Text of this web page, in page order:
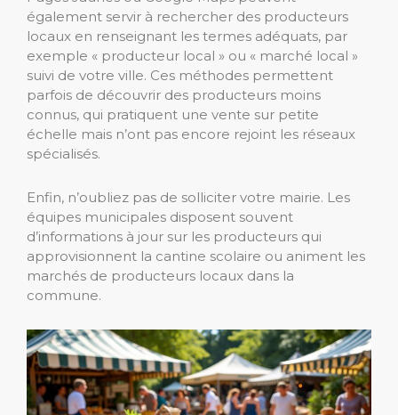
également servir à rechercher des producteurs
locaux en renseignant les termes adéquats, par
exemple « producteur local » ou « marché local »
suivi de votre ville. Ces méthodes permettent
parfois de découvrir des producteurs moins
connus, qui pratiquent une vente sur petite
échelle mais n’ont pas encore rejoint les réseaux
spécialisés.
Enfin, n’oubliez pas de solliciter votre mairie. Les
équipes municipales disposent souvent
d’informations à jour sur les producteurs qui
approvisionnent la cantine scolaire ou animent les
marchés de producteurs locaux dans la
commune.